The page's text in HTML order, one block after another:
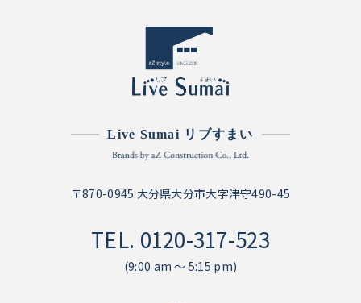
Live Sumai リブすまい
〒870-0945 大分県大分市大字津守490-45
TEL. 0120-317-523
(9:00 am ～ 5:15 pm)